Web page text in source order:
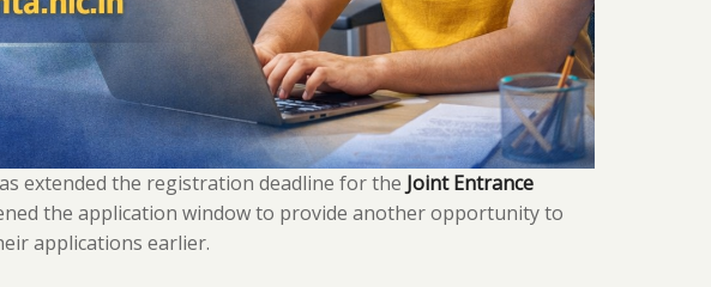
extended the registration deadline for the Joint Entrance
the application window to provide another opportunity to
applications earlier.